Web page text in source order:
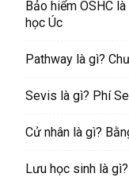
Bảo hiểm OSHC
học Úc
Pathway là gì?
Sevis là gì? Phí
Cử nhân là gì?
Lưu học sinh là